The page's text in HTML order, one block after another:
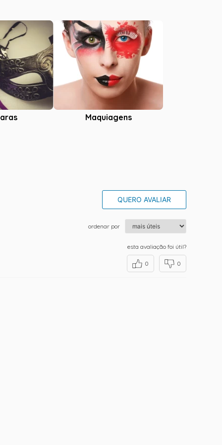
Maquiagens
QUERO AVALIAR
ordenar por
esta avaliação foi útil?
0 0